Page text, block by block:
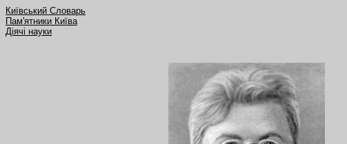
Київський Словарь
Пам'ятники Київа
Діячі науки